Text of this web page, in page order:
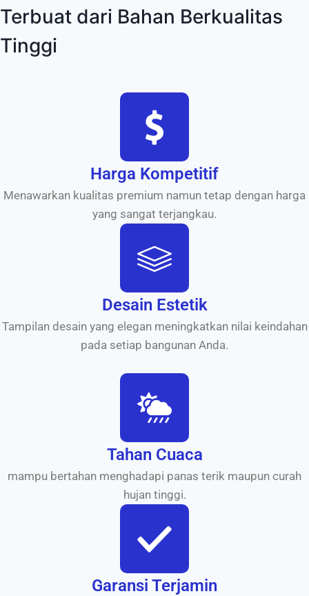
Terbuat dari Bahan Berkualitas
Tinggi
Harga Kompetitif
Menawarkan kualitas premium namun tetap dengan harga
yang sangat terjangkau.
Desain Estetik
Tampilan desain yang elegan meningkatkan nilai keindahan
pada setiap bangunan Anda.
Tahan Cuaca
mampu bertahan menghadapi panas terik maupun curah
hujan tinggi.
Garansi Terjamin